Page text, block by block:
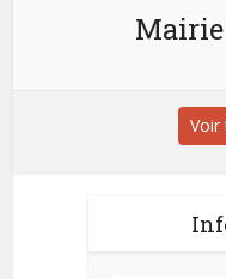
Mairie
Voir